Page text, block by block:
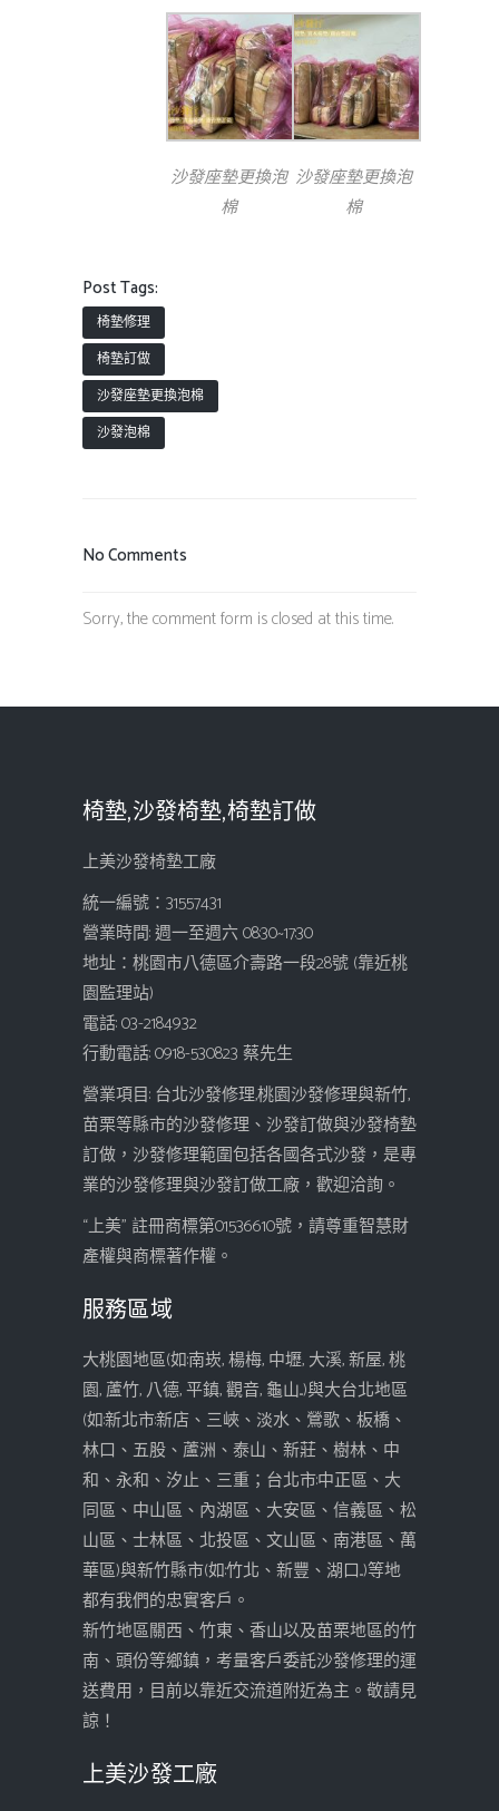
沙發座墊更換泡
棉
沙發座墊更換泡
棉
Post Tags:
椅墊修理
椅墊訂做
沙發座墊更換泡棉
沙發泡棉
No Comments
Sorry, the comment form is closed at this time.
椅墊,沙發椅墊,椅墊訂做
上美沙發椅墊工廠
統一編號：31557431
營業時間: 週一至週六 08:30~17:30
地址：桃園市八德區介壽路一段28號 (靠近桃
園監理站)
電話: 03-2184932
行動電話: 0918-530823 蔡先生
營業項目: 台北沙發修理,桃園沙發修理與新竹,
苗栗等縣市的沙發修理、沙發訂做與沙發椅墊
訂做，沙發修理範圍包括各國各式沙發，是專
業的沙發修理與沙發訂做工廠，歡迎洽詢。
“上美” 註冊商標第01536610號，請尊重智慧財
產權與商標著作權。
服務區域
大桃園地區(如:南崁, 楊梅, 中壢, 大溪, 新屋, 桃
園, 蘆竹, 八德, 平鎮, 觀音, 龜山...)與大台北地區
(如:新北市:新店、三峽、淡水、鶯歌、板橋、
林口、五股、蘆洲、泰山、新莊、樹林、中
和、永和、汐止、三重；台北市:中正區、大
同區、中山區、內湖區、大安區、信義區、松
山區、士林區、北投區、文山區、南港區、萬
華區)與新竹縣市(如:竹北、新豐、湖口...)等地
都有我們的忠實客戶。
新竹地區關西、竹東、香山以及苗栗地區的竹
南、頭份等鄉鎮，考量客戶委託沙發修理的運
送費用，目前以靠近交流道附近為主。敬請見
諒！
上美沙發工廠